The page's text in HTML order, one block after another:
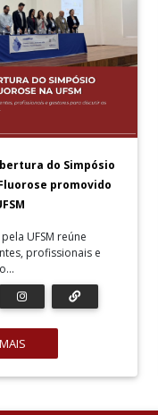
do Simpósio
promovido
UFSM reúne
profissionais e